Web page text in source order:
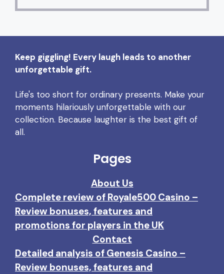
Keep giggling! Every laugh leads to another
unforgettable gift.
Life's too short for ordinary presents. Make your
moments hilariously unforgettable with our
collection. Because laughter is the best gift of
all.
Pages
About Us
Complete review of Royale500 Casino –
Review bonuses, features and
promotions for players in the UK
Contact
Detailed analysis of Genesis Casino –
Review bonuses, features and